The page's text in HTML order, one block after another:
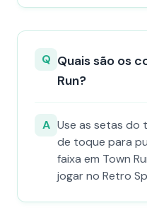
Q Quais são os
Run?
A Use as setas do
de toque para
faixa em Town
jogar no Retro